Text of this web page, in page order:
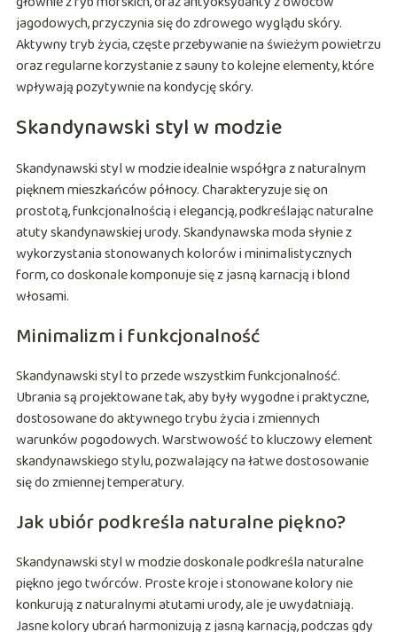
jagodowych, przyczynia się do zdrowego wyglądu skóry.
Aktywny tryb życia, częste przebywanie na świeżym powietrzu
oraz regularne korzystanie z sauny to kolejne elementy, które
wpływają pozytywnie na kondycję skóry.
Skandynawski styl w modzie
Skandynawski styl w modzie idealnie współgra z naturalnym
pięknem mieszkańców północy. Charakteryzuje się on
prostotą, funkcjonalnością i elegancją, podkreślając naturalne
atuty skandynawskiej urody. Skandynawska moda słynie z
wykorzystania stonowanych kolorów i minimalistycznych
form, co doskonale komponuje się z jasną karnacją i blond
włosami.
Minimalizm i funkcjonalność
Skandynawski styl to przede wszystkim funkcjonalność.
Ubrania są projektowane tak, aby były wygodne i praktyczne,
dostosowane do aktywnego trybu życia i zmiennych
warunków pogodowych. Warstwowość to kluczowy element
skandynawskiego stylu, pozwalający na łatwe dostosowanie
się do zmiennej temperatury.
Jak ubiór podkreśla naturalne piękno?
Skandynawski styl w modzie doskonale podkreśla naturalne
piękno jego twórców. Proste kroje i stonowane kolory nie
konkurują z naturalnymi atutami urody, ale je uwydatniają.
Jasne kolory ubrań harmonizują z jasną karnacją, podczas gdy